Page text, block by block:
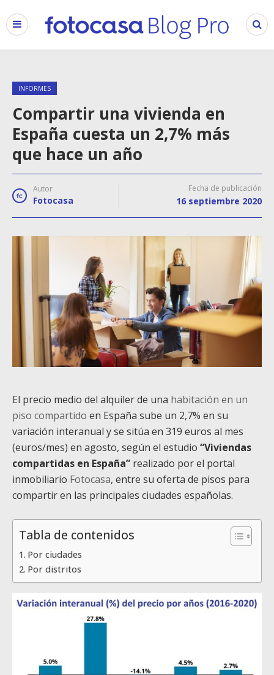
INFORMES
Compartir una vivienda en
España cuesta un 2,7% más
que hace un año
Autor
Fotocasa
Fecha de publicación
16 septiembre 2020
El precio medio del alquiler de una habitación en un
piso compartido en España sube un 2,7% en su
variación interanual y se sitúa en 319 euros al mes
(euros/mes) en agosto, según el estudio “Viviendas
compartidas en España” realizado por el portal
inmobiliario Fotocasa, entre su oferta de pisos para
compartir en las principales ciudades españolas.
Tabla de contenidos
Por ciudades
Por distritos